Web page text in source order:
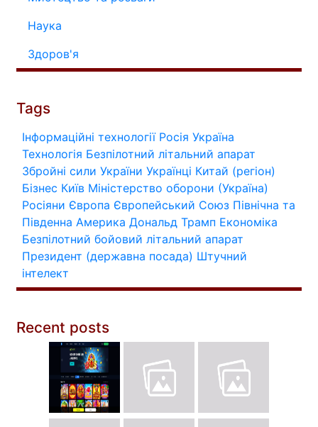
Наука
Здоров'я
Tags
Інформаційні технології Росія Україна
Технологія Безпілотний літальний апарат
Збройні сили України Українці Китай (регіон)
Бізнес Київ Міністерство оборони (Україна)
Росіяни Європа Європейський Союз Північна та
Південна Америка Дональд Трамп Економіка
Безпілотний бойовий літальний апарат
Президент (державна посада) Штучний
інтелект
Recent posts